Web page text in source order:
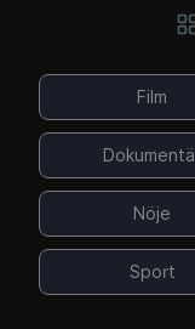
Film
Nöje
Sport